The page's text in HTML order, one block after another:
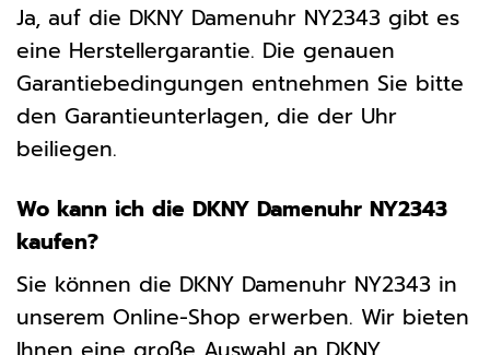
Ja, auf die DKNY Damenuhr NY2343 gibt es
eine Herstellergarantie. Die genauen
Garantiebedingungen entnehmen Sie bitte
den Garantieunterlagen, die der Uhr
beiliegen.
Wo kann ich die DKNY Damenuhr NY2343
kaufen?
Sie können die DKNY Damenuhr NY2343 in
unserem Online-Shop erwerben. Wir bieten